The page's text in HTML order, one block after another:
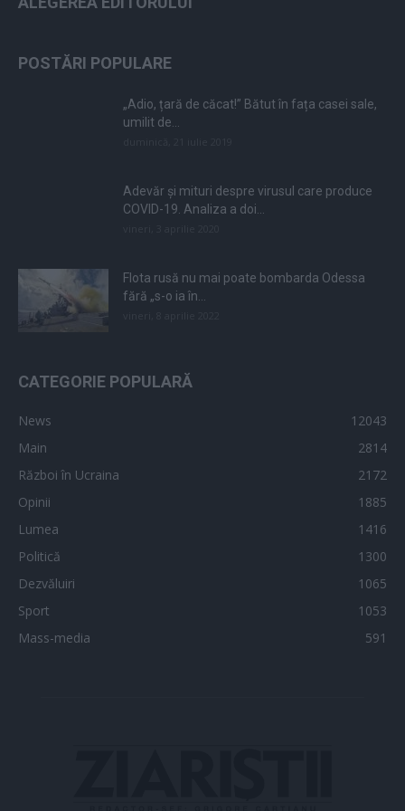
POSTĂRI POPULARE
„Adio, țară de căcat!” Bătut în fața casei sale,
umilit de...
Adevăr și mituri despre virusul care produce
COVID-19. Analiza a doi...
Flota rusă nu mai poate bombarda Odessa
fără „s-o ia în...
CATEGORIE POPULARĂ
News
12043
Main
2814
Război în Ucraina
2172
Opinii
1885
Lumea
1416
Politică
1300
Dezvăluiri
1065
Sport
1053
Mass-media
591